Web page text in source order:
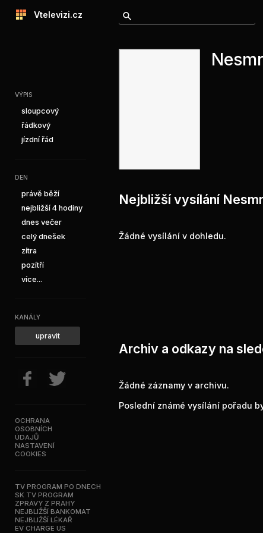
Vtelevizi.cz
VÝPIS
sloupcový
řádkový
jízdní řád
DEN
právě běží
nejbližší 4 hodiny
dnes večer
celý dnešek
zítra
pozítří
více...
KANÁLY
upravit
OCHRANA
OSOBNÍCH
ÚDAJŮ
NASTAVENÍ
COOKIES
TV PROGRAM PO DNECH
SK TV PROGRAM
ZPRÁVY Z PRAHY
NEJBLIŽŠÍ BANKOMAT
NEJBLIŽŠÍ LÉKAŘ
EV CHARGE US
Nejbližší vysílání
Žádné vysílání v dohledu.
Archiv a odkazy na
Žádné záznamy v archivu.
Poslední známé vysílání pořadu